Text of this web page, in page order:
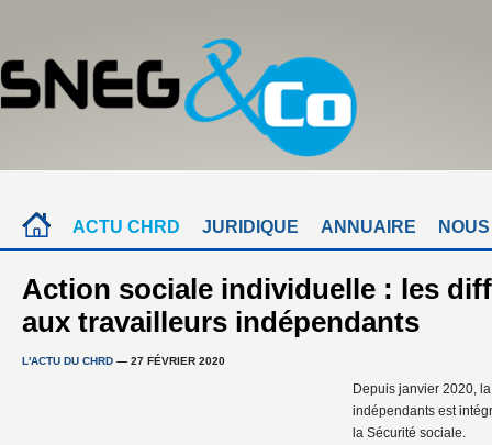
ACTU CHRD JURIDIQUE ANNUAIRE
Action sociale individuelle : les
aux travailleurs indépendants
L'ACTU DU CHRD — 27 FÉVRIER 2020
Depuis janvier 2020,
indépendants est
la Sécurité sociale.